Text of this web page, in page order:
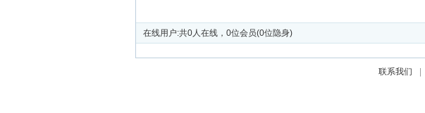
在线用户:共0人在线，0位会员(0位隐身)
联系我们